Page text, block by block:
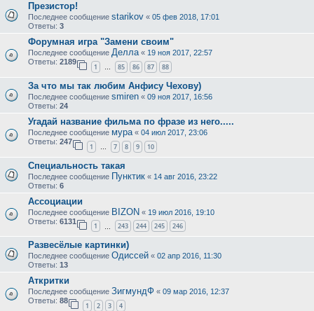
Презистор!
Последнее сообщение starikov « 05 фев 2018, 17:01
Ответы: 3
Форумная игра "Замени своим"
Последнее сообщение Делла « 19 ноя 2017, 22:57
Ответы: 2189
1 … 85 86 87 88
За что мы так любим Анфису Чехову)
Последнее сообщение smiren « 09 ноя 2017, 16:56
Ответы: 24
Угадай название фильма по фразе из него.....
Последнее сообщение мура « 04 июл 2017, 23:06
Ответы: 247
1 … 7 8 9 10
Специальность такая
Последнее сообщение Пунктик « 14 авг 2016, 23:22
Ответы: 6
Ассоциации
Последнее сообщение BIZON « 19 июл 2016, 19:10
Ответы: 6131
1 243 244 245 246
Развесёлые картинки)
Последнее сообщение Одиссей « 02 апр 2016, 11:30
Ответы: 13
Аткритки
Последнее сообщение ЗигмундФ « 09 мар 2016, 12:37
Ответы: 88
1 2 3 4